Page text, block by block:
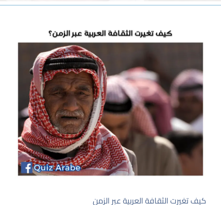
كيف تغيرت الثقافة العربية عبر الزمن